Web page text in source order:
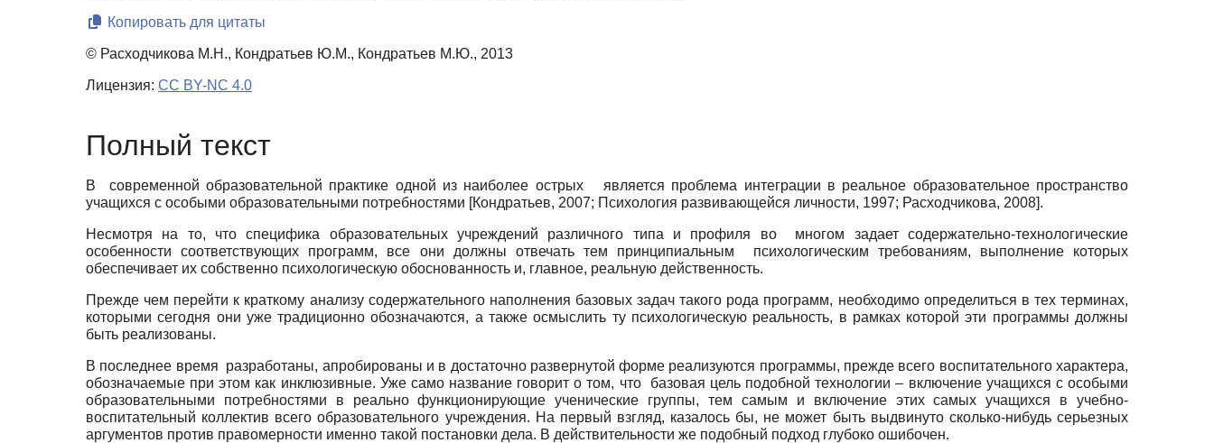
Копировать для цитаты
© Расходчикова М.Н., Кондратьев Ю.М., Кондратьев М.Ю., 2013
Лицензия: CC BY-NC 4.0
Полный текст
В современной образовательной практике одной из наиболее острых является проблема интеграции в реальное образовательное пространство
учащихся с особыми образовательными потребностями [Кондратьев, 2007; Психология развивающейся личности, 1997; Расходчикова, 2008].
Несмотря на то, что специфика образовательных учреждений различного типа и профиля во многом задает содержательно-технологические
особенности соответствующих программ, все они должны отвечать тем принципиальным психологическим требованиям, выполнение которых
обеспечивает их собственно психологическую обоснованность и, главное, реальную действенность.
Прежде чем перейти к краткому анализу содержательного наполнения базовых задач такого рода программ, необходимо определиться в тех терминах,
которыми сегодня они уже традиционно обозначаются, а также осмыслить ту психологическую реальность, в рамках которой эти программы должны
быть реализованы.
В последнее время разработаны, апробированы и в достаточно развернутой форме реализуются программы, прежде всего воспитательного характера,
обозначаемые при этом как инклюзивные. Уже само название говорит о том, что базовая цель подобной технологии – включение учащихся с особыми
образовательными потребностями в реально функционирующие ученические группы, тем самым и включение этих самых учащихся в учебно-
воспитательный коллектив всего образовательного учреждения. На первый взгляд, казалось бы, не может быть выдвинуто сколько-нибудь серьезных
аргументов против правомерности именно такой постановки дела. В действительности же подобный подход глубоко ошибочен.